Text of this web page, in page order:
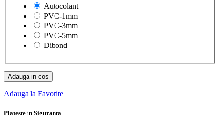
Autocolant
PVC-1mm
PVC-3mm
PVC-5mm
Dibond
Adauga in cos
Adauga la Favorite
Plateste in Siguranta